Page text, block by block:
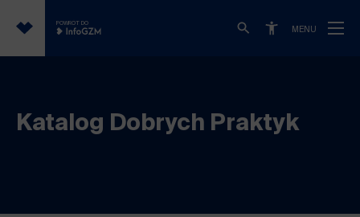
POWRÓT DO
MENU
Katalog Dobrych Praktyk